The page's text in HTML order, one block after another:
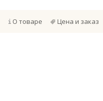
О товаре Цена и заказ